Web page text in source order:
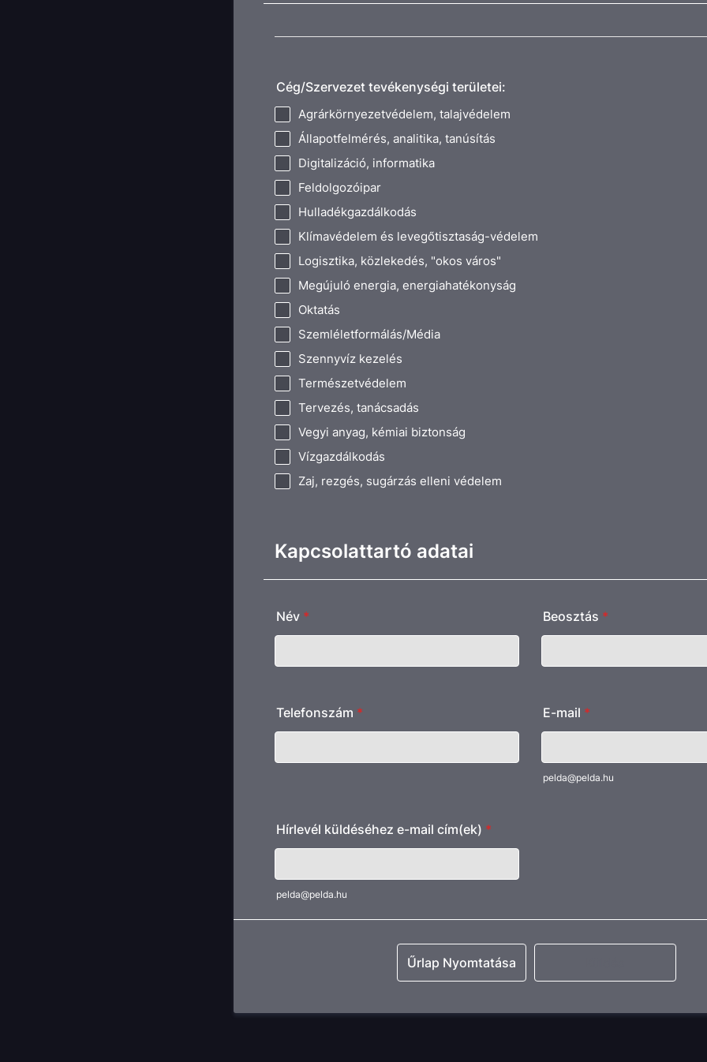
Cég/Szervezet tevékenységi területei:
Agrárkörnyezetvédelem, talajvédelem
Állapotfelmérés, analitika, tanúsítás
Digitalizáció, informatika
Feldolgozóipar
Hulladékgazdálkodás
Klímavédelem és levegőtisztaság-védelem
Logisztika, közlekedés, "okos város"
Megújuló energia, energiahatékonyság
Oktatás
Szemléletformálás/Média
Szennyvíz kezelés
Természetvédelem
Tervezés, tanácsadás
Vegyi anyag, kémiai biztonság
Vízgazdálkodás
Zaj, rezgés, sugárzás elleni védelem
Kapcsolattartó adatai
Név * Beosztás *
Telefonszám * E-mail *
pelda@pelda.hu
Hírlevél küldéséhez e-mail cím(ek) *
pelda@pelda.hu
Űrlap Nyomtatása